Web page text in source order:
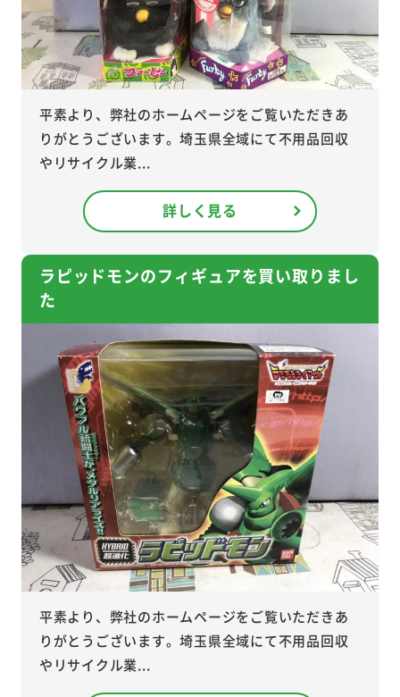
平素より、弊社のホームページをご覧いただきあ
りがとうございます。埼玉県全域にて不用品回収
やリサイクル業...
詳しく見る
ラピッドモンのフィギュアを買い取りまし
た
平素より、弊社のホームページをご覧いただきあ
りがとうございます。埼玉県全域にて不用品回収
やリサイクル業...